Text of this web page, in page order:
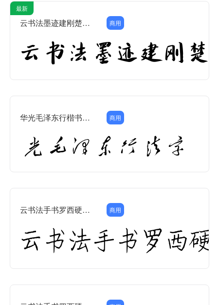
最新
云书法墨迹建刚楚楷简 商用
华光毛泽东行楷书法字体 商用
云书法手书罗西硬笔楷书 商用